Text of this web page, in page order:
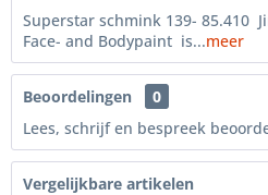
Superstar schmink 139- 85.410
Face- and Bodypaint is...meer
Beoordelingen
0
Lees, schrijf en bespreek
Vergelijkbare artikelen